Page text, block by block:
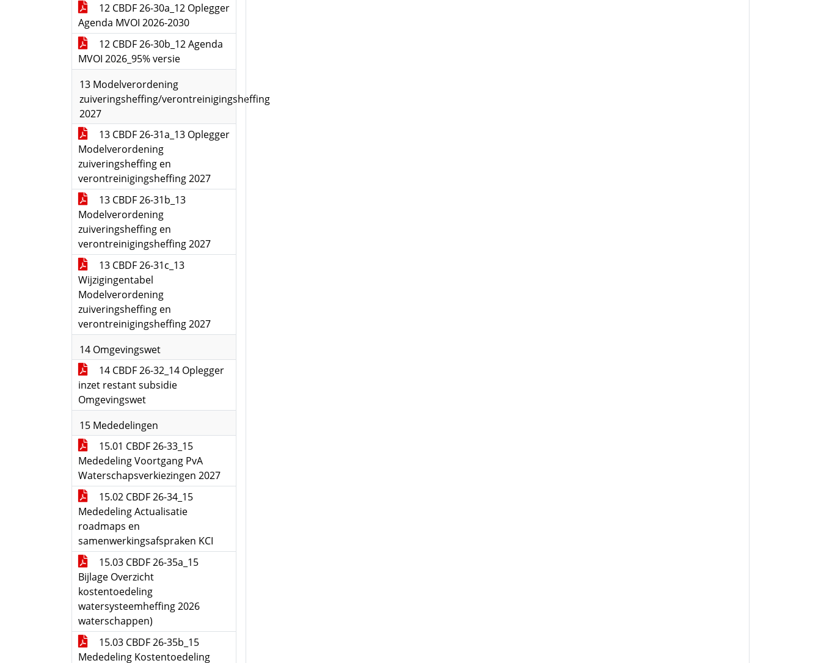
12 CBDF 26-30a_12 Oplegger
Agenda MVOI 2026-2030
12 CBDF 26-30b_12 Agenda
MVOI 2026_95% versie
13 Modelverordening
zuiveringsheffing/verontreinigingsheffing
2027
13 CBDF 26-31a_13 Oplegger
Modelverordening
zuiveringsheffing en
verontreinigingsheffing 2027
13 CBDF 26-31b_13
Modelverordening
zuiveringsheffing en
verontreinigingsheffing 2027
13 CBDF 26-31c_13
Wijzigingentabel
Modelverordening
zuiveringsheffing en
verontreinigingsheffing 2027
14 Omgevingswet
14 CBDF 26-32_14 Oplegger
inzet restant subsidie
Omgevingswet
15 Mededelingen
15.01 CBDF 26-33_15
Mededeling Voortgang PvA
Waterschapsverkiezingen 2027
15.02 CBDF 26-34_15
Mededeling Actualisatie
roadmaps en
samenwerkingsafspraken KCI
15.03 CBDF 26-35a_15
Bijlage Overzicht
kostentoedeling
watersysteemheffing 2026
waterschappen)
15.03 CBDF 26-35b_15
Mededeling Kostentoedeling